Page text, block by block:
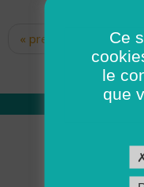
Pages
« premier ‹
14
Ce
le
que